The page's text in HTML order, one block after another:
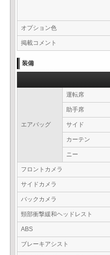
オプション色
掲載コメント
装備
エアバッグ
運転席
助手席
サイド
カーテン
ニー
フロントカメラ
サイドカメラ
バックカメラ
頸部衝撃緩和ヘッドレスト
ABS
ブレーキアシスト